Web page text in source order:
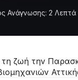
Ανάγνωσης: 2 Λεπτά
ζωή την